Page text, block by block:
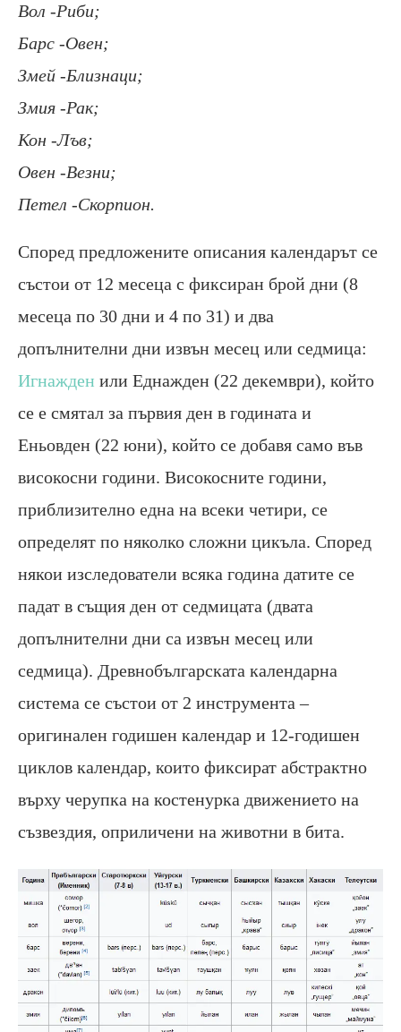
Вол -Риби;
Барс -Овен;
Змей -Близнаци;
Змия -Рак;
Кон -Лъв;
Овен -Везни;
Петел -Скорпион.
Според предложените описания календарът се
състои от 12 месеца с фиксиран брой дни (8
месеца по 30 дни и 4 по 31) и два
допълнителни дни извън месец или седмица:
Игнажден или Еднажден (22 декември), който
се е смятал за първия ден в годината и
Еньовден (22 юни), който се добавя само във
високосни години. Високосните години,
приблизително една на всеки четири, се
определят по няколко сложни цикъла. Според
някои изследователи всяка година датите се
падат в същия ден от седмицата (двата
допълнителни дни са извън месец или
седмица). Древнобългарската календарна
система се състои от 2 инструмента –
оригинален годишен календар и 12-годишен
циклов календар, които фиксират абстрактно
върху черупка на костенурка движението на
съзвездия, оприличени на животни в бита.